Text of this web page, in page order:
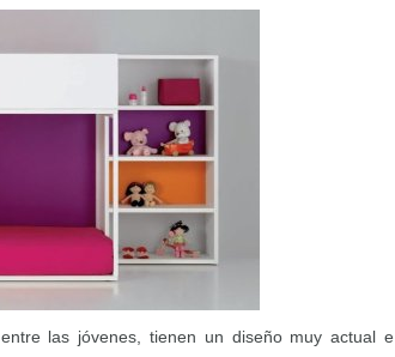
las jóvenes, tienen un diseño muy actual e